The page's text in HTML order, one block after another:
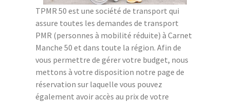
TPMR 50 est une société de transport qui
assure toutes les demandes de transport
PMR (personnes à mobilité réduite) à Carnet
Manche 50 et dans toute la région. Afin de
vous permettre de gérer votre budget, nous
mettons à votre disposition notre page de
réservation sur laquelle vous pouvez
également avoir accès au prix de votre